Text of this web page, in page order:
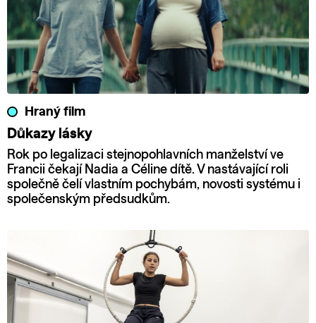
Hraný film
Důkazy lásky
Rok po legalizaci stejnopohlavních manželství ve
Francii čekají Nadia a Céline dítě. V nastávající roli
společně čelí vlastním pochybám, novosti systému i
společenským předsudkům.